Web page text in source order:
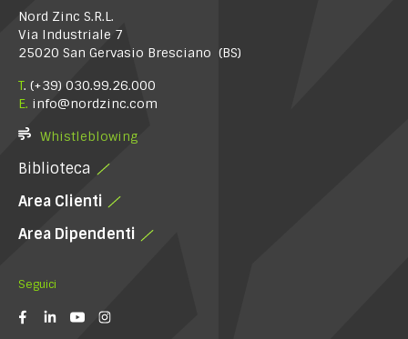
Nord Zinc S.R.L.
Via Industriale 7
25020 San Gervasio Bresciano (BS)
T. (+39) 030.99.26.000
E. info@nordzinc.com
Whistleblowing
Biblioteca
Area Clienti
Area Dipendenti
Seguici
(si
apre
(si
(si
(si